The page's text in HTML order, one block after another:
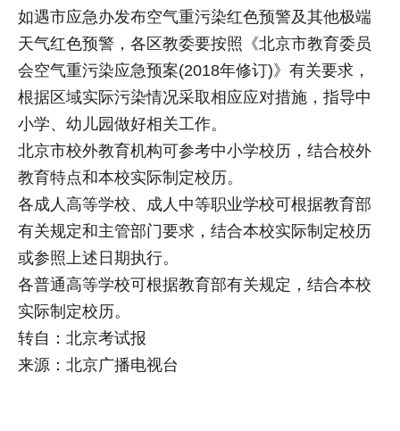
如遇市应急办发布空气重污染红色预警及其他极端
天气红色预警，各区教委要按照《北京市教育委员
会空气重污染应急预案(2018年修订)》有关要求，
根据区域实际污染情况采取相应应对措施，指导中
小学、幼儿园做好相关工作。
北京市校外教育机构可参考中小学校历，结合校外
教育特点和本校实际制定校历。
各成人高等学校、成人中等职业学校可根据教育部
有关规定和主管部门要求，结合本校实际制定校历
或参照上述日期执行。
各普通高等学校可根据教育部有关规定，结合本校
实际制定校历。
转自：北京考试报
来源：北京广播电视台